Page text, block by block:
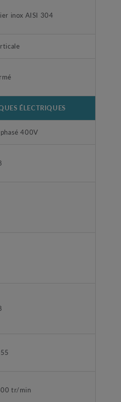
inox AISI 304
ÉLECTRIQUES
400V
tr/min